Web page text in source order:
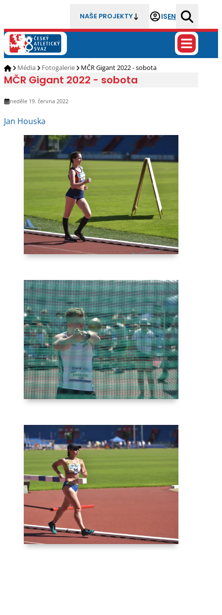
NAŠE PROJEKTY ISEN
Média Fotogalerie MČR Gigant 2022 - sobota
MČR Gigant 2022 - sobota
neděle 19. června 2022
Jan Houska